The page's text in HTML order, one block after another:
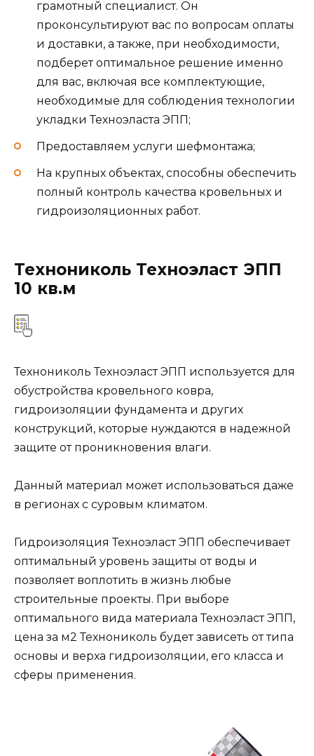
грамотный специалист. Он
проконсультируют вас по вопросам оплаты
и доставки, а также, при необходимости,
подберет оптимальное решение именно
для вас, включая все комплектующие,
необходимые для соблюдения технологии
укладки Техноэласта ЭПП;
Предоставляем услуги шефмонтажа;
На крупных объектах, способны обеспечить
полный контроль качества кровельных и
гидроизоляционных работ.
Технониколь Техноэласт ЭПП
10 кв.м
Технониколь Техноэласт ЭПП используется для
обустройства кровельного ковра,
гидроизоляции фундамента и других
конструкций, которые нуждаются в надежной
защите от проникновения влаги.
Данный материал может использоваться даже
в регионах с суровым климатом.
Гидроизоляция Техноэласт ЭПП обеспечивает
оптимальный уровень защиты от воды и
позволяет воплотить в жизнь любые
строительные проекты. При выборе
оптимального вида материала Техноэласт ЭПП,
цена за м2 Технониколь будет зависеть от типа
основы и верха гидроизоляции, его класса и
сферы применения.